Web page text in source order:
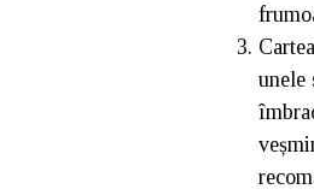
unele